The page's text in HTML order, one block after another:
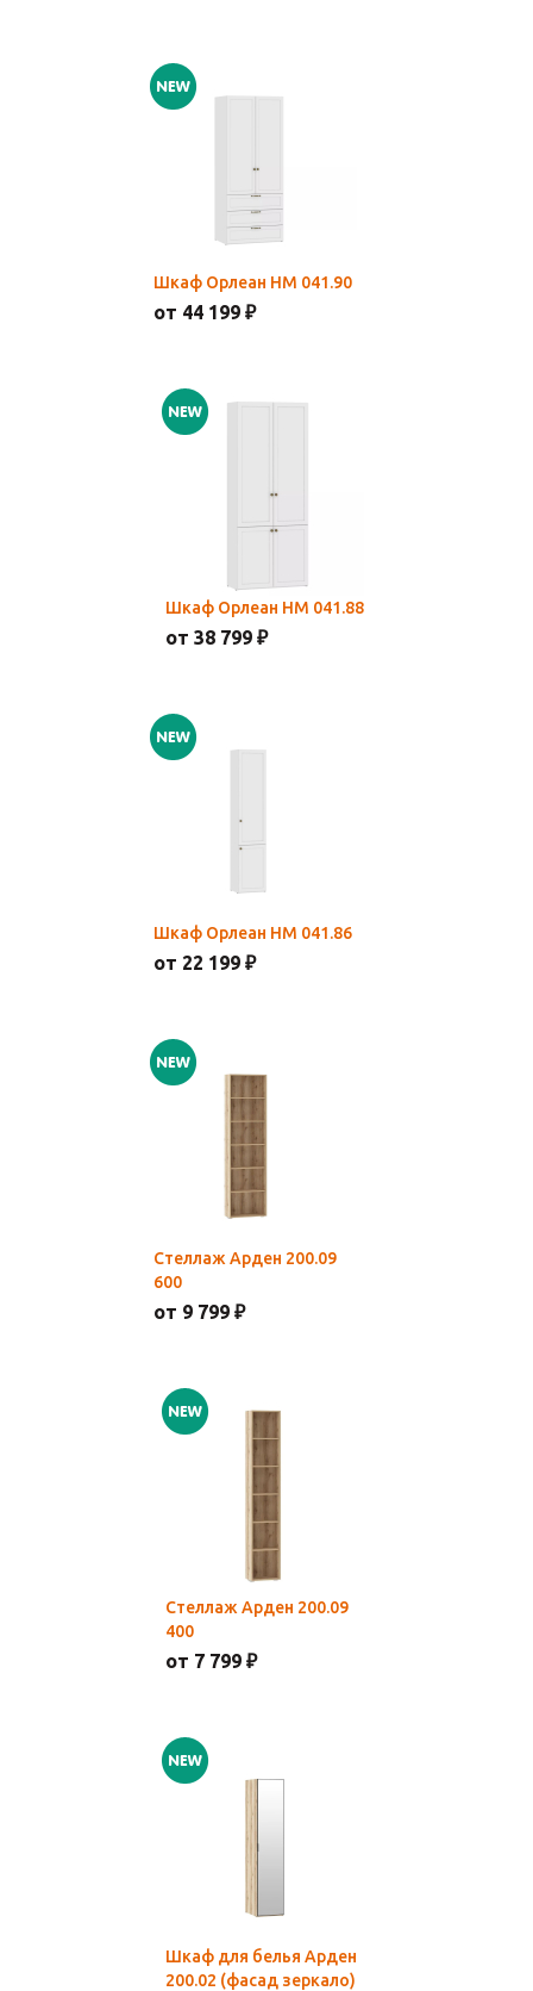
Шкаф Орлеан НМ 041.90
от 44 199 ₽
Шкаф Орлеан НМ 041.88
от 38 799 ₽
Шкаф Орлеан НМ 041.86
от 22 199 ₽
Стеллаж Арден 200.09
600
от 9 799 ₽
Стеллаж Арден 200.09
400
от 7 799 ₽
Шкаф для белья Арден
200.02 (фасад зеркало)